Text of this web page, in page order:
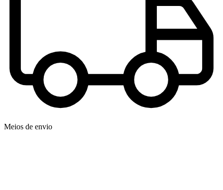
Meios de envio